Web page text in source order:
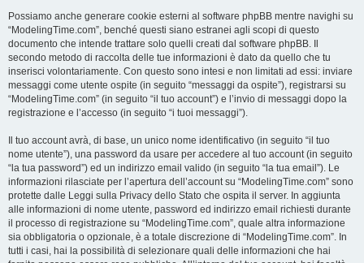
Possiamo anche generare cookie esterni al software phpBB mentre navighi su
“ModelingTime.com”, benché questi siano estranei agli scopi di questo
documento che intende trattare solo quelli creati dal software phpBB. Il
secondo metodo di raccolta delle tue informazioni è dato da quello che tu
inserisci volontariamente. Con questo sono intesi e non limitati ad essi: inviare
messaggi come utente ospite (in seguito “messaggi da ospite”), registrarsi su
“ModelingTime.com” (in seguito “il tuo account”) e l’invio di messaggi dopo la
registrazione e l’accesso (in seguito “i tuoi messaggi”).
Il tuo account avrà, di base, un unico nome identificativo (in seguito “il tuo
nome utente”), una password da usare per accedere al tuo account (in seguito
“la tua password”) ed un indirizzo email valido (in seguito “la tua email”). Le
informazioni rilasciate per l’apertura dell’account su “ModelingTime.com” sono
protette dalle Leggi sulla Privacy dello Stato che ospita il server. In aggiunta
alle informazioni di nome utente, password ed indirizzo email richiesti durante
il processo di registrazione su “ModelingTime.com”, quale altra informazione
sia obbligatoria o opzionale, è a totale discrezione di “ModelingTime.com”. In
tutti i casi, hai la possibilità di selezionare quali delle informazioni che hai